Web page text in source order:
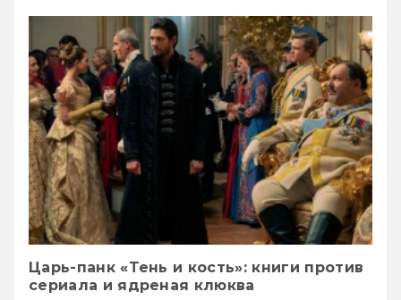
Царь-панк «Тень и кость»: книги против
сериала и ядреная клюква